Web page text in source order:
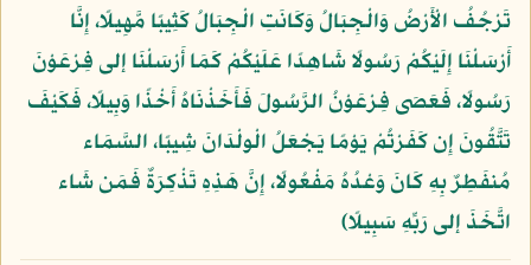
تَرْجُفُ الْأَرْضُ وَالْجِبَالُ وَكَانَتِ الْجِبَالُ كَثِيبًا مَّهِيلًا، إِنَّا
أَرْسَلْنَا إِلَيْكُمْ رَسُولًا شَاهِدًا عَلَيْكُمْ كَمَا أَرْسَلْنَا إلى فِرْعَوْنَ
رَسُولًا، فَعَصَى فِرْعَوْنُ الرَّسُولَ فَأَخَذْنَاهُ أَخْذًا وَبِيلًا، فَكَيْفَ
تَتَّقُونَ إِن كَفَرْتُمْ يَوْمًا يَجْعَلُ الْوِلْدَانَ شِيبًا، السَّمَاء
مُنفَطِرٌ بِهِ كَانَ وَعْدُهُ مَفْعُولًا، إِنَّ هَذِهِ تَذْكِرَةٌ فَمَن شَاء
اتَّخَذَ إلى رَبِّهِ سَبِيلًا﴾